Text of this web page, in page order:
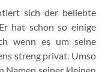
sich der beliebte
hat schon so einige
wenn es um seine
streng privat. Umso
Namen seiner kleinen